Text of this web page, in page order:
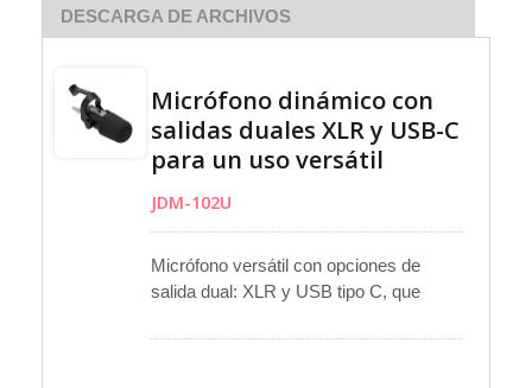
DESCARGA DE ARCHIVOS
Micrófono dinámico con
salidas duales XLR y USB-C
para un uso versátil
JDM-102U
Micrófono versátil con opciones de
salida dual: XLR y USB tipo C, que
transmisión en vivo y aplicaciones de